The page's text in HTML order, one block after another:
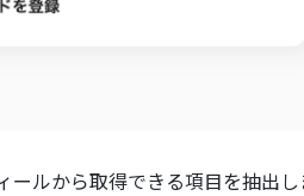
ールから取得できる項目を抽出し